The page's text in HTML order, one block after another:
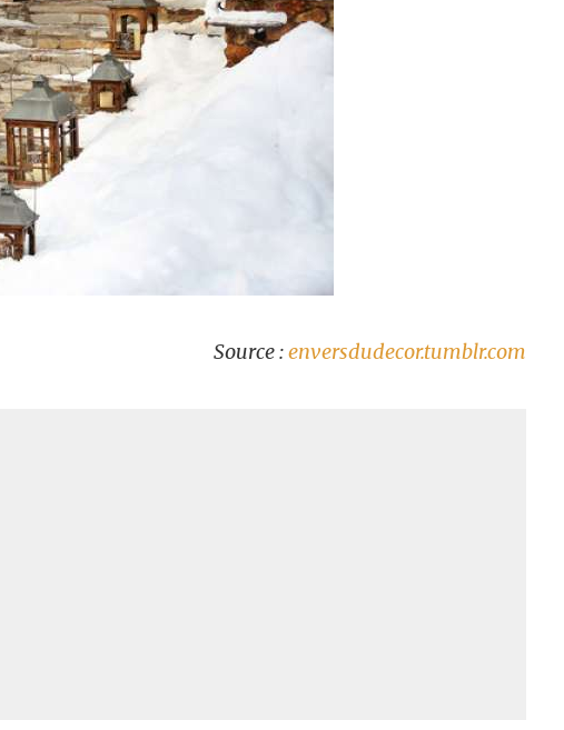
Source :enversdudecor.tumblr.com